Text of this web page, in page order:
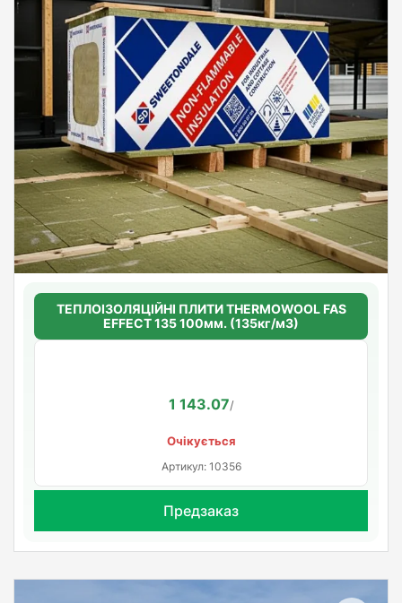
ТЕПЛОІЗОЛЯЦІЙНІ ПЛИТИ THERMOWOOL FAS
EFFECT 135 100мм. (135кг/м3)
1 143.07/
Очікується
Артикул: 10356
Предзаказ